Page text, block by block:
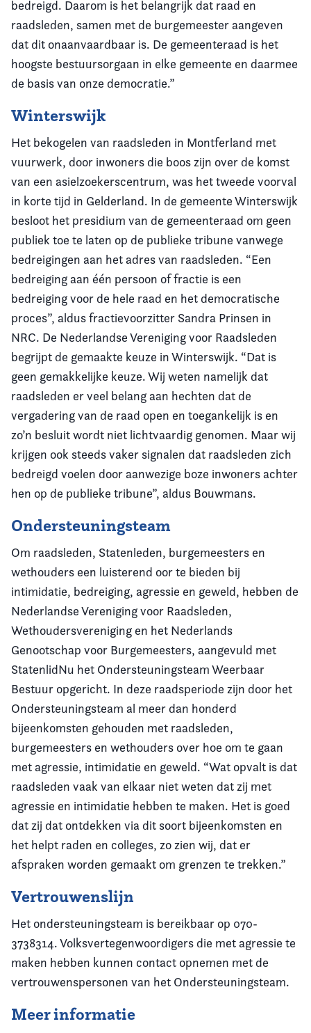
bedreigd. Daarom is het belangrijk dat raad en
raadsleden, samen met de burgemeester aangeven
dat dit onaanvaardbaar is. De gemeenteraad is het
hoogste bestuursorgaan in elke gemeente en daarmee
de basis van onze democratie.”
Winterswijk
Het bekogelen van raadsleden in Montferland met
vuurwerk, door inwoners die boos zijn over de komst
van een asielzoekerscentrum, was het tweede voorval
in korte tijd in Gelderland. In de gemeente Winterswijk
besloot het presidium van de gemeenteraad om geen
publiek toe te laten op de publieke tribune vanwege
bedreigingen aan het adres van raadsleden. “Een
bedreiging aan één persoon of fractie is een
bedreiging voor de hele raad en het democratische
proces”, aldus fractievoorzitter Sandra Prinsen in
NRC. De Nederlandse Vereniging voor Raadsleden
begrijpt de gemaakte keuze in Winterswijk. “Dat is
geen gemakkelijke keuze. Wij weten namelijk dat
raadsleden er veel belang aan hechten dat de
vergadering van de raad open en toegankelijk is en
zo’n besluit wordt niet lichtvaardig genomen. Maar wij
krijgen ook steeds vaker signalen dat raadsleden zich
bedreigd voelen door aanwezige boze inwoners achter
hen op de publieke tribune”, aldus Bouwmans.
Ondersteuningsteam
Om raadsleden, Statenleden, burgemeesters en
wethouders een luisterend oor te bieden bij
intimidatie, bedreiging, agressie en geweld, hebben de
Nederlandse Vereniging voor Raadsleden,
Wethoudersvereniging en het Nederlands
Genootschap voor Burgemeesters, aangevuld met
StatenlidNu het Ondersteuningsteam Weerbaar
Bestuur opgericht. In deze raadsperiode zijn door het
Ondersteuningsteam al meer dan honderd
bijeenkomsten gehouden met raadsleden,
burgemeesters en wethouders over hoe om te gaan
met agressie, intimidatie en geweld. “Wat opvalt is dat
raadsleden vaak van elkaar niet weten dat zij met
agressie en intimidatie hebben te maken. Het is goed
dat zij dat ontdekken via dit soort bijeenkomsten en
het helpt raden en colleges, zo zien wij, dat er
afspraken worden gemaakt om grenzen te trekken.”
Vertrouwenslijn
Het ondersteuningsteam is bereikbaar op 070-
3738314. Volksvertegenwoordigers die met agressie te
maken hebben kunnen contact opnemen met de
vertrouwenspersonen van het Ondersteuningsteam.
Meer informatie